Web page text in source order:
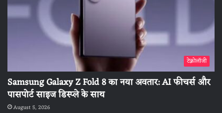
टेक्नोलॉजी
Samsung Galaxy Z Fold 8 का नया अवतार: AI फीचर्स और
पासपोर्ट साइज डिस्प्ले के साथ
August 5, 2026